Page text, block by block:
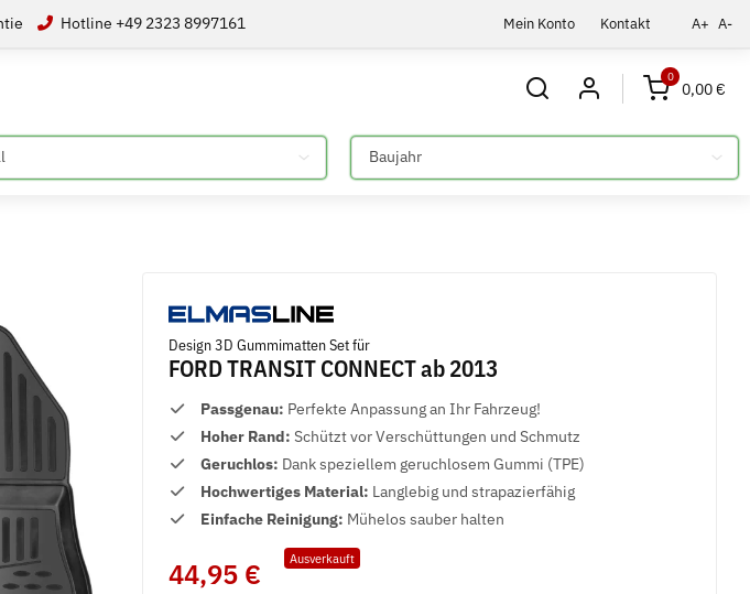
Mein Konto Kontakt A+ A-
Hotline +49 2323 8997161
0
0,00 €
Bitte auswählen
Design 3D Gummimatten Set für
FORD TRANSIT CONNECT ab 2013
Passgenau: Perfekte Anpassung an Ihr Fahrzeug!
Hoher Rand: Schützt vor Verschüttungen und Schmutz
Geruchlos: Dank speziellem geruchlosem Gummi (TPE)
Hochwertiges Material: Langlebig und strapazierfähig
Einfache Reinigung: Mühelos sauber halten
Ausverkauft
44,95 €